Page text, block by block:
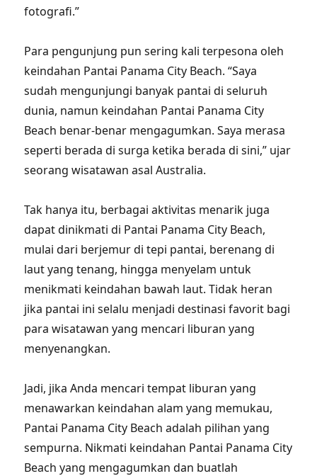
fotografi.”
Para pengunjung pun sering kali terpesona oleh
keindahan Pantai Panama City Beach. “Saya
sudah mengunjungi banyak pantai di seluruh
dunia, namun keindahan Pantai Panama City
Beach benar-benar mengagumkan. Saya merasa
seperti berada di surga ketika berada di sini,” ujar
seorang wisatawan asal Australia.
Tak hanya itu, berbagai aktivitas menarik juga
dapat dinikmati di Pantai Panama City Beach,
mulai dari berjemur di tepi pantai, berenang di
laut yang tenang, hingga menyelam untuk
menikmati keindahan bawah laut. Tidak heran
jika pantai ini selalu menjadi destinasi favorit bagi
para wisatawan yang mencari liburan yang
menyenangkan.
Jadi, jika Anda mencari tempat liburan yang
menawarkan keindahan alam yang memukau,
Pantai Panama City Beach adalah pilihan yang
sempurna. Nikmati keindahan Pantai Panama City
Beach yang mengagumkan dan buatlah